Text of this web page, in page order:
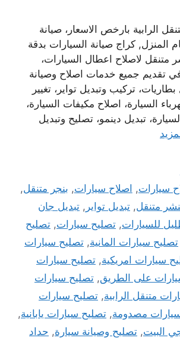
الرابية بارخص الاسعار، صيانة
المنزل, كراج صيانة السيارات بدقة
متنقل لاصلاح اعطال السيارات،
تقديم جميع خدمات اصلاح وصيانة
تركيب وتبديل تواير، تغيير
السيارة، اصلاح مكيفات السيارة،
تبديل دينمو، تصليح وتبديل
سيارات, اصلاح سيارات, بنجر متنقل,
متنقل, تبديل تواير , تبديل جان
للسيارات, تصليح سيارات, تصليح
تصليح سيارات المانية, تصليح سيارات
سيارات امريكية, تصليح سيارات
على الطريق, تصليح سيارات
متنقل الرابية, تصليح سيارات
مصدومة, تصليح سيارات يابانية,
البيت, تصليح وصيانة سيارة, حداد